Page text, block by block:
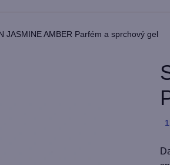
JASMINE AMBER Parfém a sprchový gel